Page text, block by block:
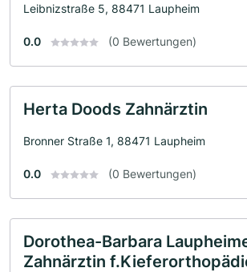
Leibnizstraße 5, 88471 Laupheim
0.0 (0 Bewertungen)
Herta Doods Zahnärztin
Bronner Straße 1, 88471 Laupheim
0.0 (0 Bewertungen)
Dorothea-Barbara
Zahnärztin